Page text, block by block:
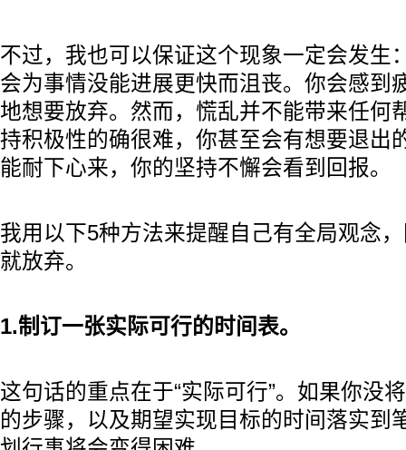
不过，我也可以保证这个现象一定会发生
会为事情没能进展更快而沮丧。你会感到
地想要放弃。然而，慌乱并不能带来任何
持积极性的确很难，你甚至会有想要退出
能耐下心来，你的坚持不懈会看到回报。
我用以下5种方法来提醒自己有全局观念
就放弃。
1.制订一张实际可行的时间表。
这句话的重点在于“实际可行”。如果你没
的步骤，以及期望实现目标的时间落实到